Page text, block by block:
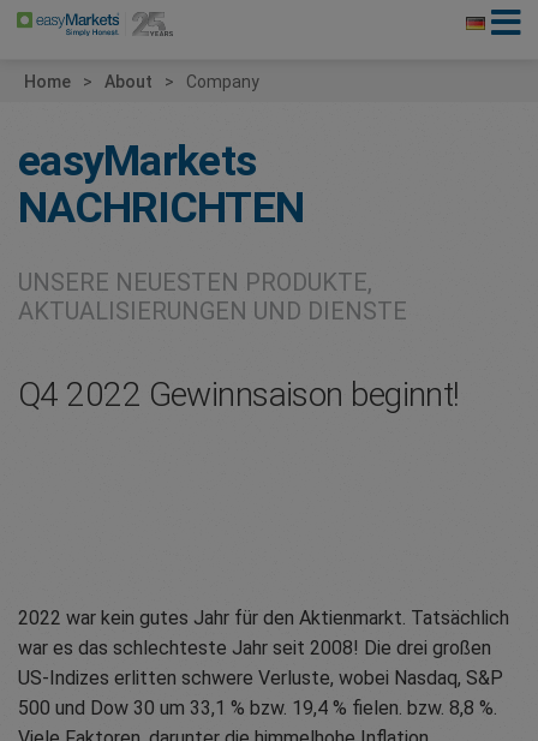
Home About Company
easyMarkets
NACHRICHTEN
UNSERE NEUESTEN PRODUKTE,
AKTUALISIERUNGEN UND DIENSTE
Q4 2022 Gewinnsaison beginnt!
2022 war kein gutes Jahr für den Aktienmarkt. Tatsächlich
war es das schlechteste Jahr seit 2008! Die drei großen
US-Indizes erlitten schwere Verluste, wobei Nasdaq, S&P
500 und Dow 30 um 33,1 % bzw. 19,4 % fielen. bzw. 8,8 %.